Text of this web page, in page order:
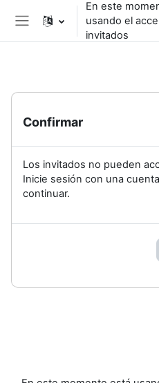
Saltar al contenido principal
Pánel lateral
En este
usando el
invitados
Confirmar
Los invitados no pueden
Inicie sesión con una
continuar.